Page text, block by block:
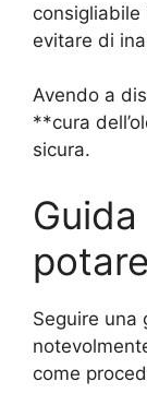
consigliabile
evitare di
Avendo a
**cura
sicura.
Seguire una
come